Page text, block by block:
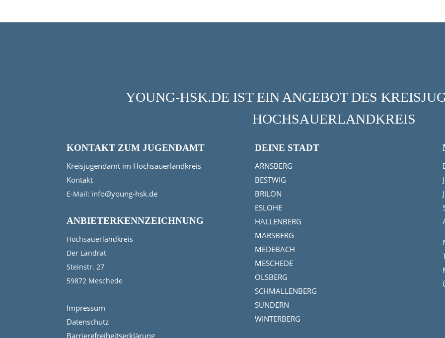
YOUNG-HSK.DE IST EIN ANGEBOT DES
HOCHSAUERLANDKREIS
KONTAKT ZUM JUGENDAMT
Kreisjugendamt im Hochsauerlandkreis
Kontakt
E-Mail: info@young-hsk.de
ANBIETERKENNZEICHNUNG
Hochsauerlandkreis
Der Landrat
Steinstr. 27
59872 Meschede
Impressum
Datenschutz
Barrierefreiheitserklärung
DEINE STADT
ARNSBERG
BESTWIG
BRILON
ESLOHE
HALLENBERG
MARSBERG
MEDEBACH
MESCHEDE
OLSBERG
SCHMALLENBERG
SUNDERN
WINTERBERG